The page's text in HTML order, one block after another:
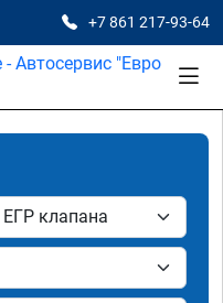
+7 861 217-93-64